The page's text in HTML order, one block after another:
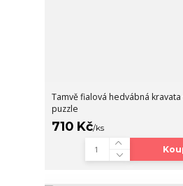
Tamvě fialová hedvábná
puzzle
710 Kč/ks